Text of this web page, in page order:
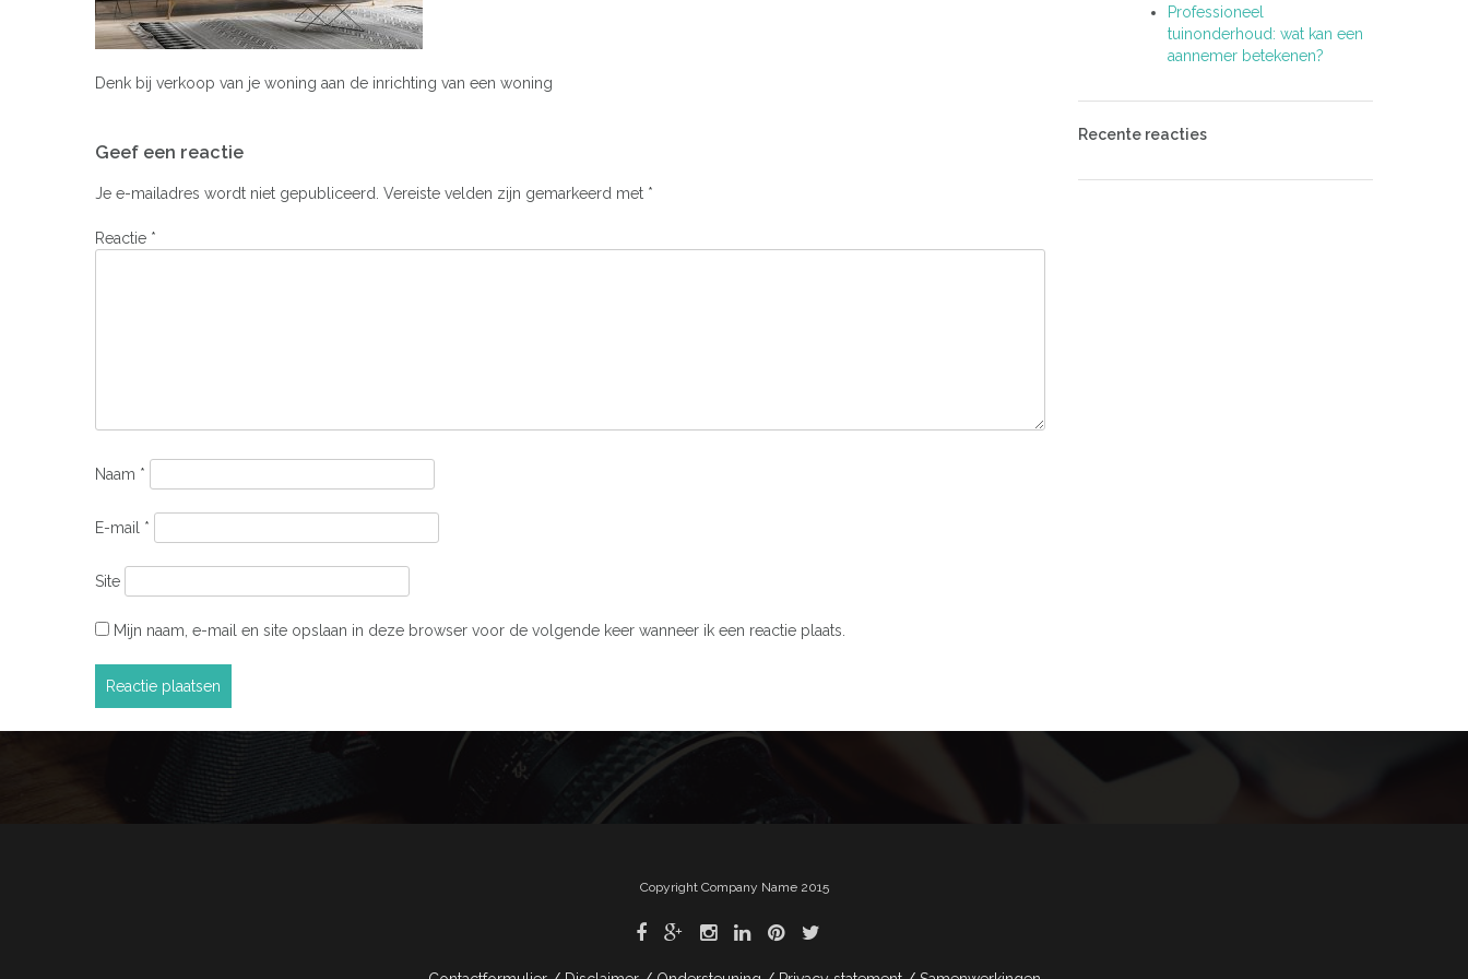
Denk bij verkoop van je woning aan de inrichting van een woning
navigatie
Geef een reactie
Je e-mailadres wordt niet gepubliceerd. Vereiste velden zijn gemarkeerd met *
Reactie *
Naam *
E-mail *
Site
Mijn naam, e-mail en site opslaan in deze browser voor de volgende keer wanneer ik een reactie plaats.
Professioneel
tuinonderhoud: wat kan een
aannemer betekenen?
Recente reacties
Copyright Company Name 2015